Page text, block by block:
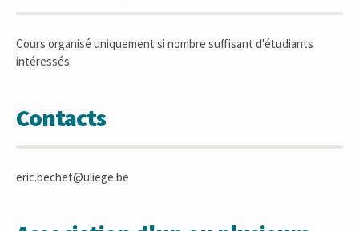
Cours organisé uniquement si nombre suffisant d'étudiants
intéressés
Contacts
eric.bechet@uliege.be